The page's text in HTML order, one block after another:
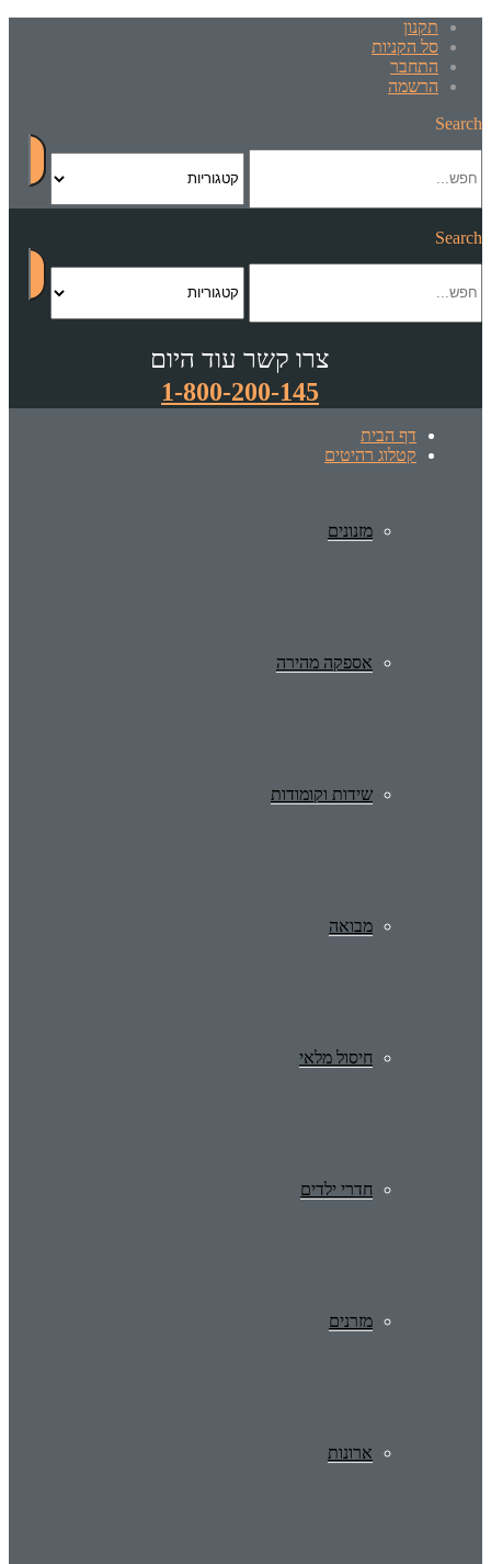
תקנון
סל הקניות
התחבר
הרשמה
Search
Search
צרו קשר עוד היום
1-800-200-145
דף הבית
קטלוג רהיטים
מזנונים
אספקה מהירה
שידות וקומודות
מבואה
חיסול מלאי
חדרי ילדים
מזרנים
ארונות